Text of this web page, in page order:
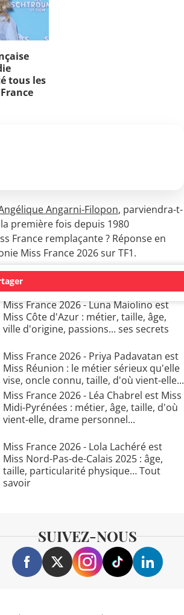
tous les
Angarni-Filopon, parviendra-t-
première fois depuis 1980
France remplaçante ? Réponse en
Miss France 2026 sur TF1.
Miss France 2026 - Luna Maiolino est
Miss Côte d'Azur : métier, taille, âge,
ville d'origine, passions... ses secrets
Miss France 2026 - Priya Padavatan est
Miss Réunion : le métier sérieux qu'elle
vise, oncle connu, taille, d'où vient-elle...
Miss France 2026 - Léa Chabrel est Miss
Midi-Pyrénées : métier, âge, taille, d'où
vient-elle, drame personnel...
Miss France 2026 - Lola Lachéré est
Miss Nord-Pas-de-Calais 2025 : âge,
taille, particularité physique… Tout
savoir
SUIVEZ-NOUS